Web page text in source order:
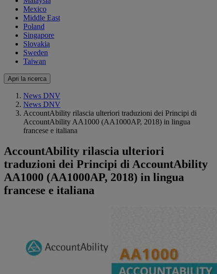
Mexico
Middle East
Poland
Singapore
Slovakia
Sweden
Taiwan
Apri la ricerca
News DNV
News DNV
AccountAbility rilascia ulteriori traduzioni dei Principi di
AccountAbility AA1000 (AA1000AP, 2018) in lingua
francese e italiana
AccountAbility rilascia ulteriori
traduzioni dei Principi di AccountAbility
AA1000 (AA1000AP, 2018) in lingua
francese e italiana